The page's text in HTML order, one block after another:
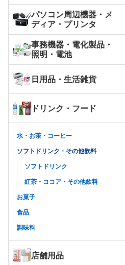
パソコン周辺機器・メ
ディア・プリンタ
事務機器・電化製品・
照明・電池
日用品・生活雑貨
ドリンク・フード
水・お茶・コーヒー
ソフトドリンク・その他飲料
ソフトドリンク
紅茶・ココア・その他飲料
お菓子
食品
調味料
店舗用品